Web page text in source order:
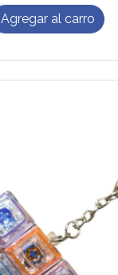
Agregar al carro